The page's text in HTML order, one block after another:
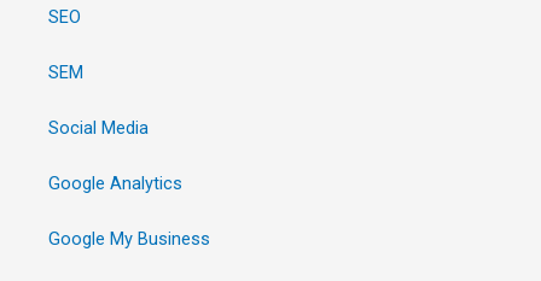
SEO
SEM
Social Media
Google Analytics
Google My Business